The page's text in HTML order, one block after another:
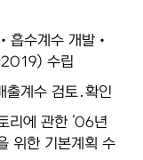
흡수계수 개발‧
수립
출계수 검토․확인
리에 관한 ‘06년
위한 기본계획 수